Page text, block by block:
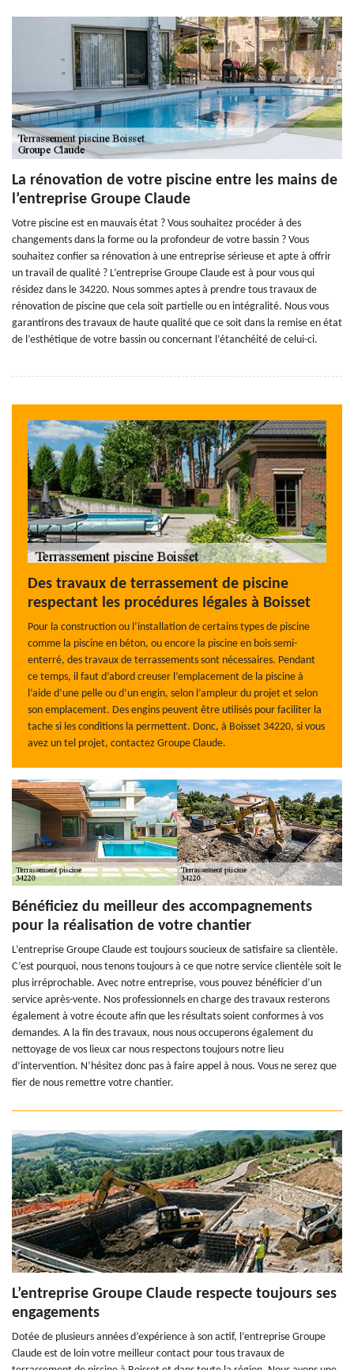
La rénovation de votre piscine entre les mains de
l’entreprise Groupe Claude
Votre piscine est en mauvais état ? Vous souhaitez procéder à des
changements dans la forme ou la profondeur de votre bassin ? Vous
souhaitez confier sa rénovation à une entreprise sérieuse et apte à offrir
un travail de qualité ? L’entreprise Groupe Claude est à pour vous qui
résidez dans le 34220. Nous sommes aptes à prendre tous travaux de
rénovation de piscine que cela soit partielle ou en intégralité. Nous vous
garantirons des travaux de haute qualité que ce soit dans la remise en état
de l’esthétique de votre bassin ou concernant l’étanchéité de celui-ci.
Des travaux de terrassement de piscine
respectant les procédures légales à Boisset
Pour la construction ou l’installation de certains types de piscine
comme la piscine en béton, ou encore la piscine en bois semi-
enterré, des travaux de terrassements sont nécessaires. Pendant
ce temps, il faut d’abord creuser l’emplacement de la piscine à
l’aide d’une pelle ou d’un engin, selon l’ampleur du projet et selon
son emplacement. Des engins peuvent être utilisés pour faciliter la
tache si les conditions la permettent. Donc, à Boisset 34220, si vous
avez un tel projet, contactez Groupe Claude.
Bénéficiez du meilleur des accompagnements
pour la réalisation de votre chantier
L’entreprise Groupe Claude est toujours soucieux de satisfaire sa clientèle.
C’est pourquoi, nous tenons toujours à ce que notre service clientèle soit le
plus irréprochable. Avec notre entreprise, vous pouvez bénéficier d’un
service après-vente. Nos professionnels en charge des travaux resterons
également à votre écoute afin que les résultats soient conformes à vos
demandes. A la fin des travaux, nous nous occuperons également du
nettoyage de vos lieux car nous respectons toujours notre lieu
d’intervention. N’hésitez donc pas à faire appel à nous. Vous ne serez que
fier de nous remettre votre chantier.
L’entreprise Groupe Claude respecte toujours ses
engagements
Dotée de plusieurs années d’expérience à son actif, l’entreprise Groupe
Claude est de loin votre meilleur contact pour tous travaux de